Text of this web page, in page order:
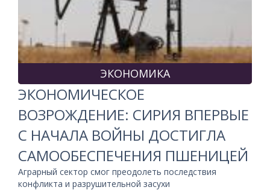
ЭКОНОМИКА
ЭКОНОМИЧЕСКОЕ
ВОЗРОЖДЕНИЕ: СИРИЯ ВПЕРВЫЕ
С НАЧАЛА ВОЙНЫ ДОСТИГЛА
САМООБЕСПЕЧЕНИЯ ПШЕНИЦЕЙ
Аграрный сектор смог преодолеть последствия
конфликта и разрушительной засухи